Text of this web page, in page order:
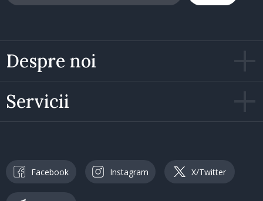
Despre noi
Servicii
Facebook Instagram X/Twitter